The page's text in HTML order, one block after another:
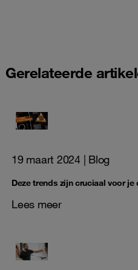
Gerelateerde
19 maart 2024| Blog
Deze trends zijn cruciaal voor
Lees meer